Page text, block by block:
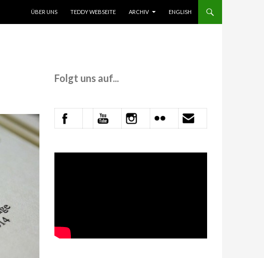
ÜBER UNS
TEDDY WEBSEITE ARCHIV ENGLISH
Folgt uns auf...